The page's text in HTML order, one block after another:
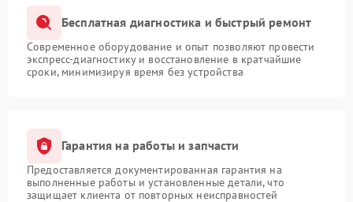
Бесплатная диагностика и быстрый ремонт
Современное оборудование и опыт позволяют провести
экспресс-диагностику и восстановление в кратчайшие
сроки, минимизируя время без устройства
Гарантия на работы и запчасти
Предоставляется документированная гарантия на
выполненные работы и установленные детали, что
защищает клиента от повторных неисправностей